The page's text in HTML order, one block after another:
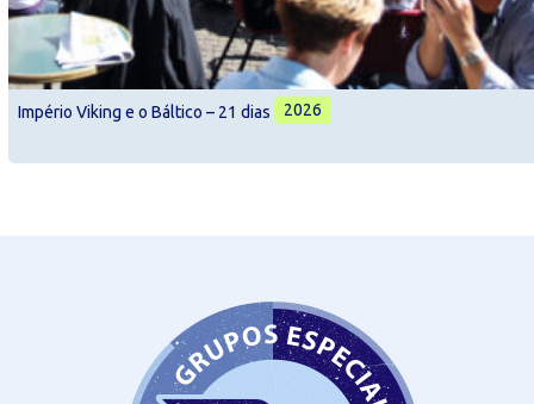
Império Viking e o Báltico – 21 dias 2026